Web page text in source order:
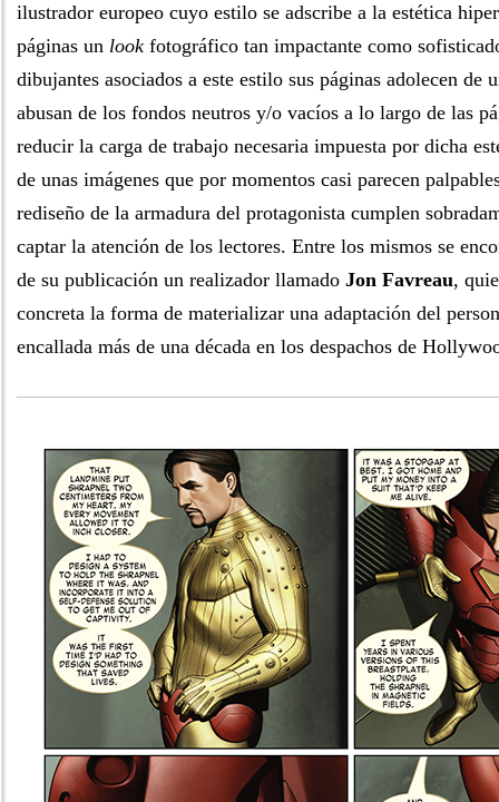
ilustrador europeo cuyo estilo se adscribe a la estética
páginas un look fotográfico tan impactante como
dibujantes asociados a este estilo sus páginas adolecen de
abusan de los fondos neutros y/o vacíos a lo largo de las
reducir la carga de trabajo necesaria impuesta por dicha
de unas imágenes que por momentos casi parecen
rediseño de la armadura del protagonista cumplen
captar la atención de los lectores. Entre los mismos se
de su publicación un realizador llamado Jon Favreau,
concreta la forma de materializar una adaptación del
encallada más de una década en los despachos de